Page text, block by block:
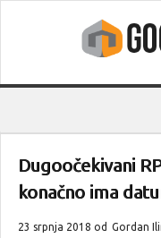
Dugoočekivani
konačno ima
23 srpnja 2018 od Gordan